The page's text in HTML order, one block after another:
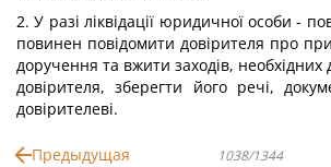
2. У разі ліквідації юридичної особи -
повинен повідомити довірителя про
доручення та вжити заходів,
довірителя, зберегти його речі,
довірителеві.
Предыдущая 1038/1344